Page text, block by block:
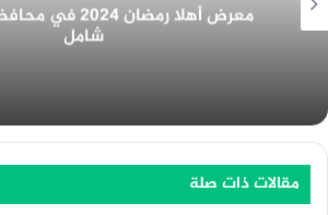
غرفة المنيا التجارية تُهنئ
بمناسبة الولاية الجديدة
مقالات ذات صلة